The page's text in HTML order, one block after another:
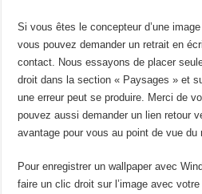
Si vous êtes le concepteur d’une
vous pouvez demander un retrait en
contact. Nous essayons de placer
droit dans la section « Paysages » et
une erreur peut se produire. Merci de
pouvez aussi demander un lien retour
avantage pour vous au point de vue du
Pour enregistrer un wallpaper avec
faire un clic droit sur l’image avec